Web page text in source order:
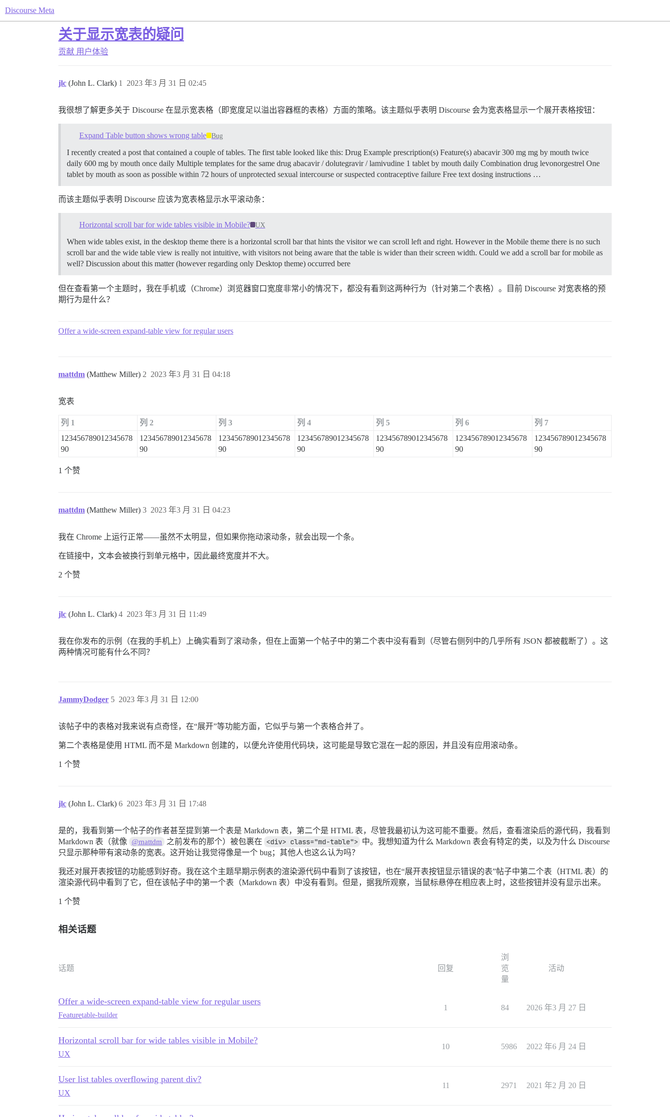
Discourse Meta
关于显示宽表的疑问
贡献 用户体验
jlc (John L. Clark) 2023 年3 月 31 日 02:45
1
我很想了解更多关于 Discourse 在显示宽表格（即宽度足以溢出容器框的表格）方面的策略。该主题似乎表明 Discourse 会为宽表格显示一个展开表格按钮：
Expand Table button shows wrong table Bug
I recently created a post that contained a couple of tables. The first table looked like this: Drug Example prescription(s) Feature(s) abacavir 300 mg mg by mouth twice
daily 600 mg by mouth once daily Multiple templates for the same drug abacavir / dolutegravir / lamivudine 1 tablet by mouth daily Combination drug levonorgestrel One
tablet by mouth as soon as possible within 72 hours of unprotected sexual intercourse or suspected contraceptive failure Free text dosing instructions …
而该主题似乎表明 Discourse 应该为宽表格显示水平滚动条：
Horizontal scroll bar for wide tables visible in Mobile? UX
When wide tables exist, in the desktop theme there is a horizontal scroll bar that hints the visitor we can scroll left and right. However in the Mobile theme there is no such
scroll bar and the wide table view is really not intuitive, with visitors not being aware that the table is wider than their screen width. Could we add a scroll bar for mobile as
well? Discussion about this matter (however regarding only Desktop theme) occurred bere
但在查看第一个主题时，我在手机或（Chrome）浏览器窗口宽度非常小的情况下，都没有看到这两种行为（针对第二个表格）。目前 Discourse 对宽表格的预
期行为是什么？
Offer a wide-screen expand-table view for regular users
mattdm (Matthew Miller) 2023 年3 月 31 日 04:18
2
宽表
列 1 列 2 列 3 列 4 列 5 列 6
列 7
123456789012345678
90
123456789012345678
90
123456789012345678
90
123456789012345678
90
123456789012345678
90
123456789012345678
90
123456789012345678
90
1 个赞
mattdm (Matthew Miller) 2023 年3 月 31 日 04:23
3
我在 Chrome 上运行正常——虽然不太明显，但如果你拖动滚动条，就会出现一个条。
在链接中，文本会被换行到单元格中，因此最终宽度并不大。
2 个赞
jlc (John L. Clark) 2023 年3 月 31 日 11:49
4
我在你发布的示例（在我的手机上）上确实看到了滚动条，但在上面第一个帖子中的第二个表中没有看到（尽管右侧列中的几乎所有 JSON 都被截断了）。这
两种情况可能有什么不同？
JammyDodger 2023 年3 月 31 日 12:00
5
该帖子中的表格对我来说有点奇怪，在“展开”等功能方面，它似乎与第一个表格合并了。
第二个表格是使用 HTML 而不是 Markdown 创建的，以便允许使用代码块，这可能是导致它混在一起的原因，并且没有应用滚动条。
1 个赞
jlc (John L. Clark) 2023 年3 月 31 日 17:48
6
是的，我看到第一个帖子的作者甚至提到第一个表是 Markdown 表，第二个是 HTML 表，尽管我最初认为这可能不重要。然后，查看渲染后的源代码，我看到
Markdown 表（就像
@mattdm 之前发布的那个）被包裹在 <div> class="md-table"> 中。我想知道为什么 Markdown 表会有特定的类，以及为什么 Discourse
只显示那种带有滚动条的宽表。这开始让我觉得像是一个 bug；其他人也这么认为吗？
我还对展开表按钮的功能感到好奇。我在这个主题早期示例表的渲染源代码中看到了该按钮，也在“展开表按钮显示错误的表”帖子中第二个表（HTML 表）的
渲染源代码中看到了它，但在该帖子中的第一个表（Markdown 表）中没有看到。但是，据我所观察，当鼠标悬停在相应表上时，这些按钮并没有显示出来。
1 个赞
相关话题
话题 回复
浏
览
量
活动
Offer a wide-screen expand-table view for regular users
Featuretable-builder
1 84 2026 年3 月 27 日
Horizontal scroll bar for wide tables visible in Mobile?
UX
10 5986 2022 年6 月 24 日
User list tables overflowing parent div?
UX
11 2971 2021 年2 月 20 日